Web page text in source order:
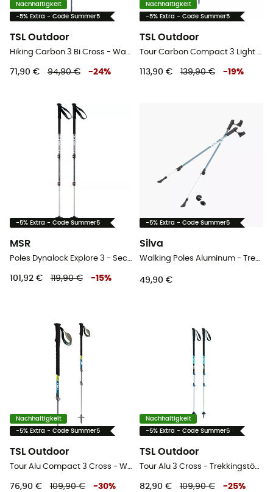
Nachhaltigkeit
-5% Extra - Code Summer5
TSL Outdoor
Hiking Carbon 3 Bi Cross - Wanderstöcke
71,90 € 94,90 € -24%
Nachhaltigkeit
-5% Extra - Code Summer5
TSL Outdoor
Tour Carbon Compact 3 Light - Trekkingstöcke
113,90 € 139,90 € -19%
-5% Extra - Code Summer5
MSR
Poles Dynalock Explore 3 - Section - Wanderstöcke
101,92 € 119,90 € -15%
-5% Extra - Code Summer5
Silva
Walking Poles Aluminum - Trekkingstöcke
49,90 €
Nachhaltigkeit
-5% Extra - Code Summer5
TSL Outdoor
Tour Alu Compact 3 Cross - Wanderstöcke
76,90 € 109,90 € -30%
Nachhaltigkeit
-5% Extra - Code Summer5
TSL Outdoor
Tour Alu 3 Cross - Trekkingstöcke
82,90 € 109,90 € -25%